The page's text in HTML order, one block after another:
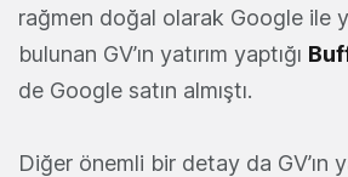
rağmen doğal olarak Google ile
bulunan GV’ın yatırım yaptığı
de Google satın almıştı.
Diğer önemli bir detay da GV’ın